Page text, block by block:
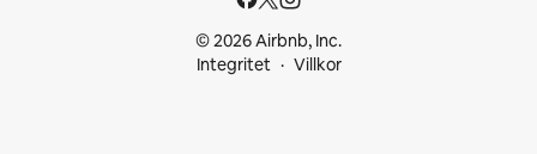
© 2026 Airbnb, Inc.
Integritet
Villkor